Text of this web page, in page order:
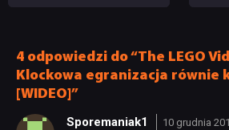
4 odpowiedzi do “The LEGO
Klockowa egranizacja równie
[WIDEO]”
Sporemaniak1 10 grudnia